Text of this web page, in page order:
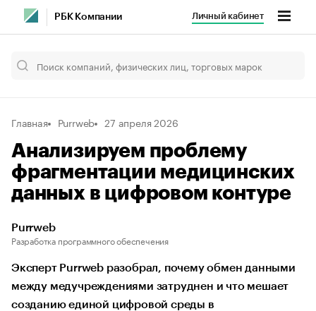
РБК Компании Личный кабинет
Главная Purrweb 27 апреля 2026
Анализируем проблему
фрагментации медицинских
данных в цифровом контуре
Purrweb
Разработка программного обеспечения
Эксперт Purrweb разобрал, почему обмен данными
между медучреждениями затруднен и что мешает
созданию единой цифровой среды в